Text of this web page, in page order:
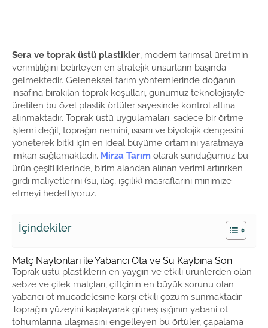
Sera ve toprak üstü plastikler, modern tarımsal üretimin
verimliliğini belirleyen en stratejik unsurların başında
gelmektedir. Geleneksel tarım yöntemlerinde doğanın
insafına bırakılan toprak koşulları, günümüz teknolojisiyle
üretilen bu özel plastik örtüler sayesinde kontrol altına
alınmaktadır. Toprak üstü uygulamaları; sadece bir örtme
işlemi değil, toprağın nemini, ısısını ve biyolojik dengesini
yöneterek bitki için en ideal büyüme ortamını yaratmaya
imkan sağlamaktadır. Mirza Tarım olarak sunduğumuz bu
ürün çeşitliklerinde, birim alandan alınan verimi artırırken
girdi maliyetlerini (su, ilaç, işçilik) masraflarını minimize
etmeyi hedefliyoruz.
İçindekiler
Malç Naylonları ile Yabancı Ota ve Su Kaybına Son
Toprak üstü plastiklerin en yaygın ve etkili ürünlerden olan
sebze ve çilek malçları, çiftçinin en büyük sorunu olan
yabancı ot mücadelesine karşı etkili çözüm sunmaktadır.
Toprağın yüzeyini kaplayarak güneş ışığının yabani ot
tohumlarına ulaşmasını engelleyen bu örtüler, çapalama